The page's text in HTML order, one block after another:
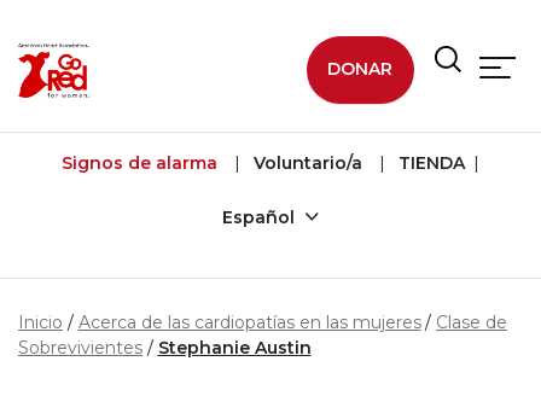
DONAR
Signos de alarma Voluntario/a TIENDA
Español
Inicio Acerca de las cardiopatías en las mujeres
Clase de
Sobrevivientes
Stephanie Austin